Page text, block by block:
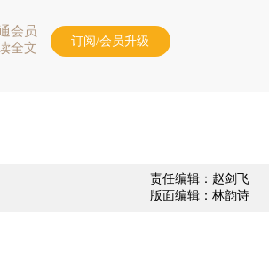
会员
全文
订阅/会员升级
责任编辑：赵剑飞
版面编辑：林韵诗